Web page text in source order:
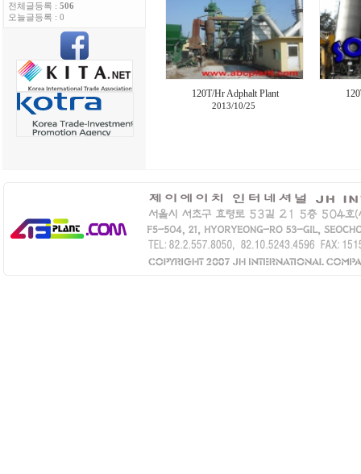
전체글등록 : 506
오늘글등록 : 0
120T/Hr Adphalt Plant
2013/10/25